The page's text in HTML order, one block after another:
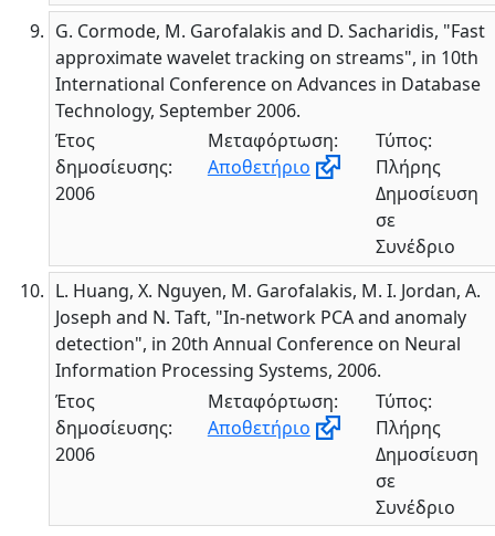
G. Cormode, M. Garofalakis and D. Sacharidis, "Fast
approximate wavelet tracking on streams", in 10th
International Conference on Advances in Database
Technology, September 2006.
Έτος
δημοσίευσης:
2006
Μεταφόρτωση:
Αποθετήριο
Τύπος:
Πλήρης
Δημοσίευση
σε
Συνέδριο
L. Huang, X. Nguyen, M. Garofalakis, M. I. Jordan, A.
Joseph and N. Taft, "In-network PCA and anomaly
detection", in 20th Annual Conference on Neural
Information Processing Systems, 2006.
Έτος
δημοσίευσης:
2006
Μεταφόρτωση:
Αποθετήριο
Τύπος:
Πλήρης
Δημοσίευση
σε
Συνέδριο